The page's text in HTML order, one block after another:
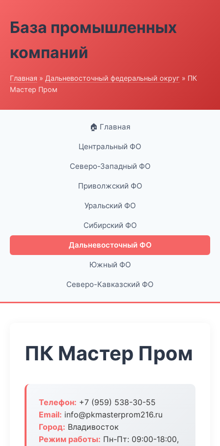
База промышленных
компаний
Главная » Дальневосточный федеральный округ » ПК
Мастер Пром
🏠 Главная
Центральный ФО
Северо-Западный ФО
Приволжский ФО
Уральский ФО
Сибирский ФО
Дальневосточный ФО
Южный ФО
Северо-Кавказский ФО
ПК Мастер Пром
Телефон: +7 (959) 538-30-55
Email: info@pkmasterprom216.ru
Город: Владивосток
Режим работы: Пн-Пт: 09:00-18:00,